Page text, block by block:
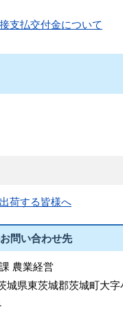
支払交付金について
荷する皆様へ
問い合わせ先
農業経営
城県東茨城郡茨城町大